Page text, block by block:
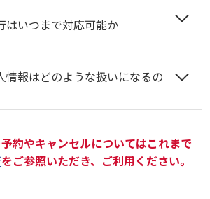
はいつまで対応可能か
情報はどのような扱いになるの
約やキャンセルについてはこれまで
をご参照いただき、ご利用ください。